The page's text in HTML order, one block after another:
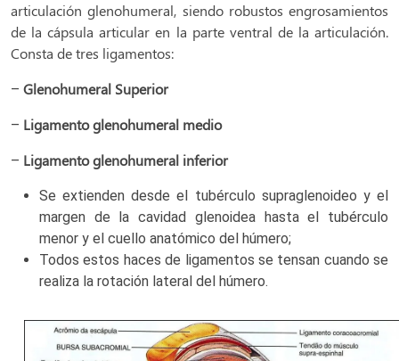
articulación glenohumeral, siendo robustos engrosamientos
de la cápsula articular en la parte ventral de la articulación.
Consta de tres ligamentos:
– Glenohumeral Superior
– Ligamento glenohumeral medio
– Ligamento glenohumeral inferior
Se extienden desde el tubérculo supraglenoideo y el
margen de la cavidad glenoidea hasta el tubérculo
menor y el cuello anatómico del húmero;
Todos estos haces de ligamentos se tensan cuando se
realiza la rotación lateral del húmero.